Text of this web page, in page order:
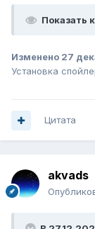
Показать
Изменено 27
Установка
Цитата
akvads